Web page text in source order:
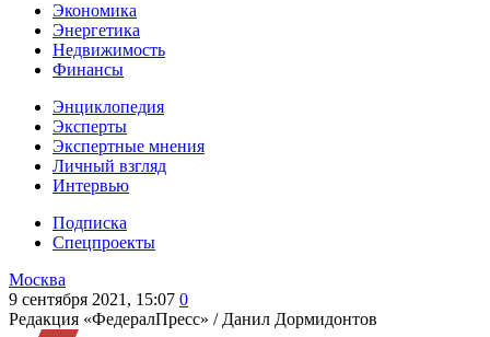
Экономика
Энергетика
Недвижимость
Финансы
Энциклопедия
Эксперты
Экспертные мнения
Личный взгляд
Интервью
Подписка
Спецпроекты
Москва
9 сентября 2021, 15:07 0
Редакция «ФедералПресс» / Данил Дормидонтов